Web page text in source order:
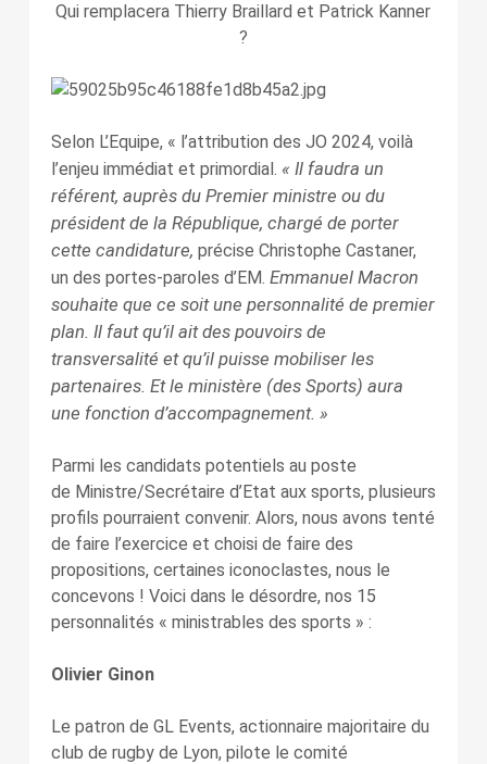
Qui remplacera Thierry Braillard et Patrick Kanner
?
Selon L’Equipe, « l’attribution des JO 2024, voilà
l’enjeu immédiat et primordial. « Il faudra un
référent, auprès du Premier ministre ou du
président de la République, chargé de porter
cette candidature, précise Christophe Castaner,
un des portes-paroles d’EM. Emmanuel Macron
souhaite que ce soit une personnalité de premier
plan. Il faut qu’il ait des pouvoirs de
transversalité et qu’il puisse mobiliser les
partenaires. Et le ministère (des Sports) aura
une fonction d’accompagnement. »
Parmi les candidats potentiels au poste
de Ministre/Secrétaire d’Etat aux sports, plusieurs
profils pourraient convenir. Alors, nous avons tenté
de faire l’exercice et choisi de faire des
propositions, certaines iconoclastes, nous le
concevons ! Voici dans le désordre, nos 15
personnalités « ministrables des sports » :
Olivier Ginon
Le patron de GL Events, actionnaire majoritaire du
club de rugby de Lyon, pilote le comité